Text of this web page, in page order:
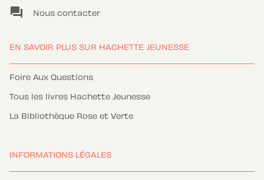
question_answer Nous contacter
EN SAVOIR PLUS SUR HACHETTE JEUNESSE
Foire Aux Questions
Tous les livres Hachette Jeunesse
La Bibliothèque Rose et Verte
INFORMATIONS LÉGALES